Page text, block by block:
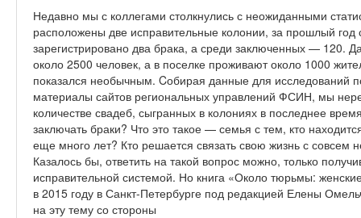
Недавно мы с коллегами столкнулись с неожиданными
расположены две исправительные колонии, за прошлый
зарегистрировано два брака, а среди заключенных — 120.
около 2500 человек, а в поселке проживают около 1000
показался необычным. Cобирая данные для исследований
материалы сайтов региональных управлений ФСИН, мы
количестве свадеб, сыгранных в колониях в последнее
заключать браки? Что это такое — семья с тем, кто
еще много лет? Кто решается связать свою жизнь с
Казалось бы, ответить на такой вопрос можно, только
исправительной системой. Но книга «Около тюрьмы:
в 2015 году в Санкт-Петербурге под редакцией Елены
на эту тему со стороны